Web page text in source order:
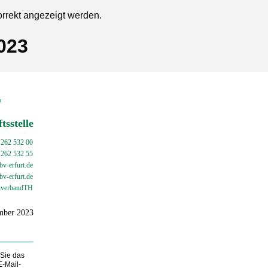
angezeigt werden.
532 00
532 55
erfurt.de
erfurt.de
2023
das
Mail-